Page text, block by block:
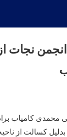
نجات
محمدی کامیاب
کسالت از